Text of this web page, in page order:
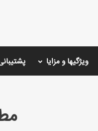
ویژگیها و مزایا